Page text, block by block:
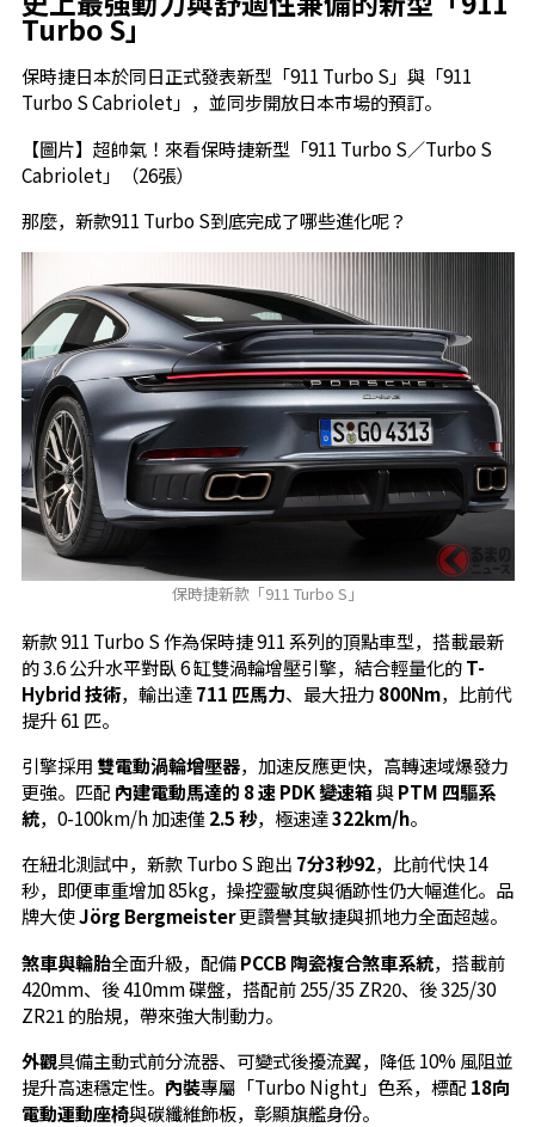
Turbo S」
保時捷日本於同日正式發表新型「911 Turbo S」與「911
Turbo S Cabriolet」，並同步開放日本市場的預訂。
【圖片】超帥氣！來看保時捷新型「911 Turbo S／Turbo S
Cabriolet」（26張）
那麼，新款911 Turbo S到底完成了哪些進化呢？
保時捷新款「911 Turbo S」
新款 911 Turbo S 作為保時捷 911 系列的頂點車型，搭載最新
的 3.6 公升水平對臥 6 缸雙渦輪增壓引擎，結合輕量化的T-
Hybrid 技術，輸出達711 匹馬力、最大扭力 800Nm，比前代
提升 61 匹。
引擎採用雙電動渦輪增壓器，加速反應更快，高轉速域爆發力
更強。匹配內建電動馬達的 8 速 PDK 變速箱與PTM 四驅系
統，0-100km/h 加速僅 2.5 秒，極速達322km/h。
在紐北測試中，新款 Turbo S 跑出 7分3秒92，比前代快 14
秒，即便車重增加 85kg，操控靈敏度與循跡性仍大幅進化。品
牌大使Jörg Bergmeister更讚譽其敏捷與抓地力全面超越。
煞車與輪胎全面升級，配備PCCB 陶瓷複合煞車系統，搭載前
420mm、後 410mm 碟盤，搭配前 255/35 ZR20、後 325/30
ZR21 的胎規，帶來強大制動力。
外觀具備主動式前分流器、可變式後擾流翼，降低 10% 風阻並
提升高速穩定性。 內裝專屬「Turbo Night」色系，標配18向
電動運動座椅與碳纖維飾板，彰顯旗艦身份。